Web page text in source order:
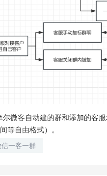
尔微客自动建的群和添加的客
等自由格式）。
一客一群